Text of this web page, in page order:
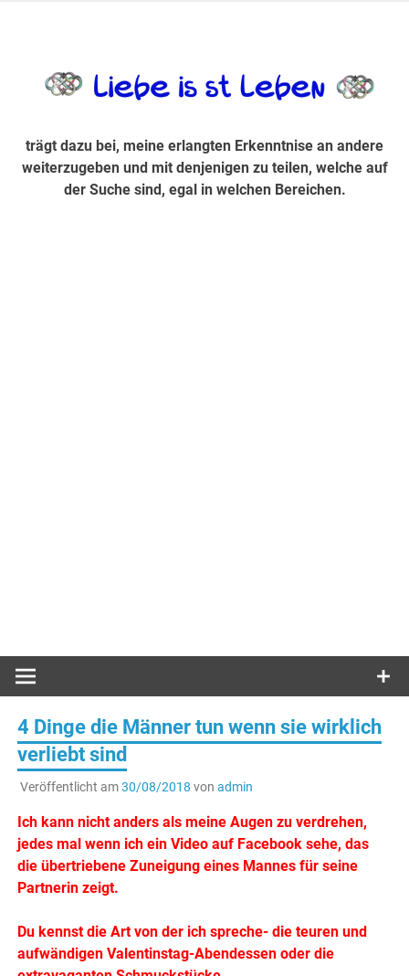
Suche sind, egal in welchen Bereichen.
trägt dazu bei, meine erlangten Erkenntnise an andere
weiterzugeben und mit denjenigen zu teilen, welche auf
der Suche sind, egal in welchen Bereichen.
4 Dinge die Männer tun wenn sie wirklich
verliebt sind
Veröffentlicht am30/08/2018 von admin
Ich kann nicht anders als meine Augen zu verdrehen,
jedes mal wenn ich ein Video auf Facebook sehe, das
die übertriebene Zuneigung eines Mannes für seine
Partnerin zeigt.
Du kennst die Art von der ich spreche- die teuren und
aufwändigen Valentinstag-Abendessen oder die